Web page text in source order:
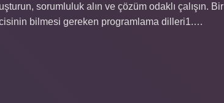
sorumluluk alın ve çözüm odaklı çalışın. Bir
bilmesi gereken programlama dilleri1.…